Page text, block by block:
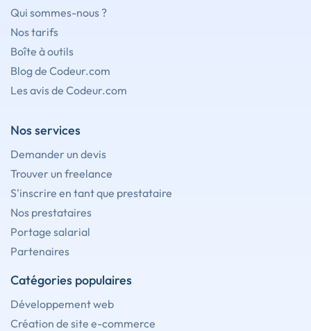
Qui sommes-nous ?
Nos tarifs
Boîte à outils
Blog de Codeur.com
Les avis de Codeur.com
Nos services
Demander un devis
Trouver un freelance
S'inscrire en tant que prestataire
Nos prestataires
Portage salarial
Partenaires
Catégories populaires
Développement web
Création de site e-commerce